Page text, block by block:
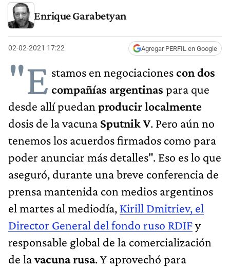
Enrique Garabetyan
02-02-2021 17:22 Agregar PERFIL en Google
"E stamos en negociacionescon dos
compañías argentinas para que
desde allí puedan producir localmente
dosis de la vacuna Sputnik V. Pero aún no
tenemos los acuerdos firmados como para
poder anunciar más detalles". Eso es lo que
aseguró, durante una breve conferencia de
prensa mantenida con medios argentinos
el martes al mediodía, Kirill Dmitriev, el
Director General del fondo ruso RDIFy
responsable global de la comercialización
de lavacuna rusa. Y aprovechó para